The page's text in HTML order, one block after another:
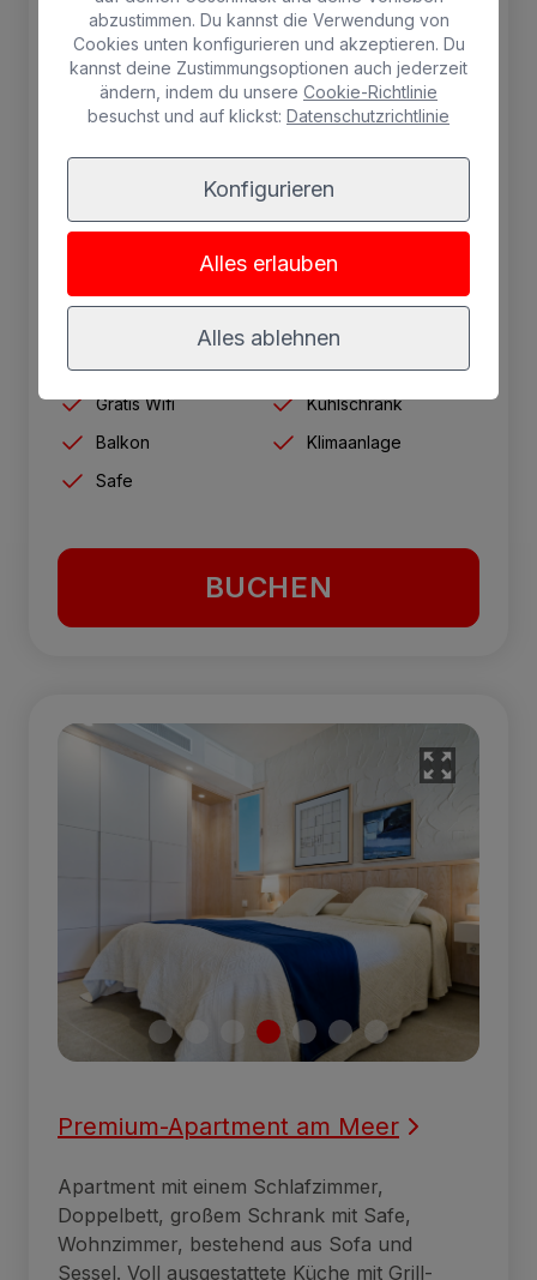
Panoramablick auf Meer und
Dünen
Apartment mit einem Schlafzimmer,
Wohnzimmer, bestehend aus Sofa und
Sessel. Voll ausgestattete Küche mit Grill-
Mikrowelle, Kühlschrank, Tisch mit zwei
Stühlen und kompletten Küchenutensilien.
2 Erwachsene max.
Gratis Wifi
Kühlschrank
Balkon
Klimaanlage
Safe
BUCHEN
Premium-Apartment am Meer
Apartment mit einem Schlafzimmer,
Doppelbett, großem Schrank mit Safe,
Wohnzimmer, bestehend aus Sofa und
Sessel. Voll ausgestattete Küche mit Grill-
abzustimmen. Du kannst die Verwendung von
Cookies unten konfigurieren und akzeptieren. Du
kannst deine Zustimmungsoptionen auch jederzeit
ändern, indem du unsere Cookie-Richtlinie
besuchst und auf klickst: Datenschutzrichtlinie
Konfigurieren
Alles erlauben
Alles ablehnen